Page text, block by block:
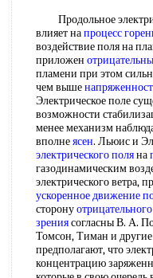
Продольное
влияет напроцесс
воздействие поля на
приложен
пламени при этом
чем выше
Электрическое поле
возможности
менее механизм
вполнеясен. Льюис и
электрического поляна
газодинамическим
электрического ветра,
ускоренное движение
сторону
зрениясогласны В. А.
Томсон, Тиман и
предполагают, что
концентрацию